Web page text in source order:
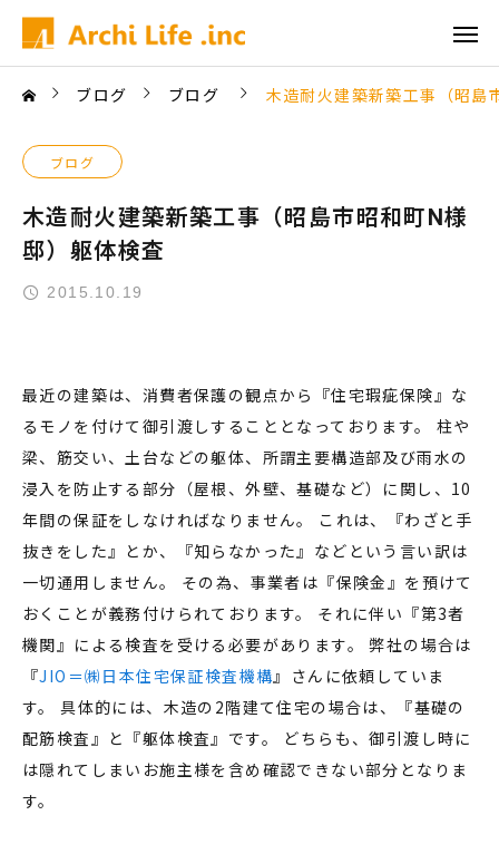
ブログ ブログ 木造耐火建築新築工事（昭島
ブログ
木造耐火建築新築工事（昭島市昭和町N様
邸）躯体検査
2015.10.19
最近の建築は、消費者保護の観点から『住宅瑕疵保険』な
るモノを付けて御引渡しすることとなっております。 柱や
梁、筋交い、土台などの躯体、所謂主要構造部及び雨水の
浸入を防止する部分（屋根、外壁、基礎など）に関し、10
年間の保証をしなければなりません。 これは、『わざと手
抜きをした』とか、『知らなかった』などという言い訳は
一切通用しません。 その為、事業者は『保険金』を預けて
おくことが義務付けられております。 それに伴い『第3者
機関』による検査を受ける必要があります。 弊社の場合は
『JIO＝㈱日本住宅保証検査機構』さんに依頼していま
す。 具体的には、木造の2階建て住宅の場合は、『基礎の
配筋検査』と『躯体検査』です。 どちらも、御引渡し時に
は隠れてしまいお施主様を含め確認できない部分となりま
す。